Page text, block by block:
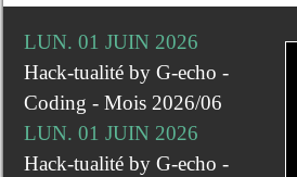
LUN. 01 JUIN 2026
Hack-tualité by G-echo -
Coding - Mois 2026/06
LUN. 01 JUIN 2026
Hack-tualité by G-echo -